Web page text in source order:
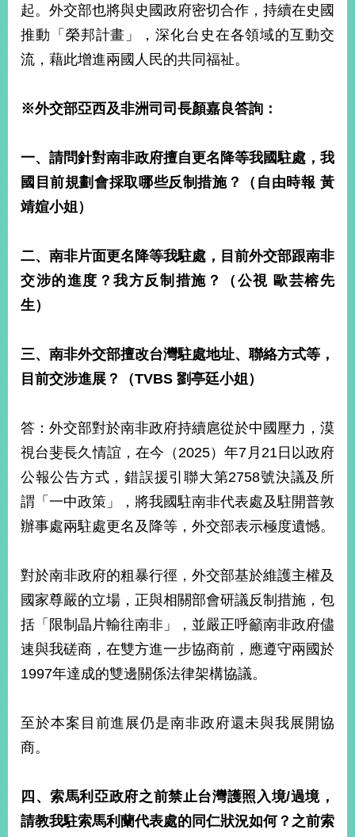
府
網
站
資
放
隱
私
權
及
資
安
策
礙
網
站
說
明
聯
們
起。外交部也將與史國政府密切合作，持續在史國
推動「榮邦計畫」，深化台史在各領域的互動交
流，藉此增進兩國人民的共同福祉。
※外交部亞西及非洲司司長顏嘉良答詢：
一、請問針對南非政府擅自更名降等我國駐處，我
國目前規劃會採取哪些反制措施？（自由時報 黃
靖媗小姐）
二、南非片面更名降等我駐處，目前外交部跟南非
交涉的進度？我方反制措施？（公視 歐芸榕先
生）
三、南非外交部擅改台灣駐處地址、聯絡方式等，
目前交涉進展？（TVBS 劉亭廷小姐）
答：外交部對於南非政府持續扈從於中國壓力，漠
視台斐長久情誼，在今（2025）年7月21日以政府
公報公告方式，錯誤援引聯大第2758號決議及所
謂「一中政策」，將我國駐南非代表處及駐開普敦
辦事處兩駐處更名及降等，外交部表示極度遺憾。
對於南非政府的粗暴行徑，外交部基於維護主權及
國家尊嚴的立場，正與相關部會研議反制措施，包
括「限制晶片輸往南非」，並嚴正呼籲南非政府儘
速與我磋商，在雙方進一步協商前，應遵守兩國於
1997年達成的雙邊關係法律架構協議。
至於本案目前進展仍是南非政府還未與我展開協
商。
四、索馬利亞政府之前禁止台灣護照入境/過境，
請教我駐索馬利蘭代表處的同仁狀況如何？之前索